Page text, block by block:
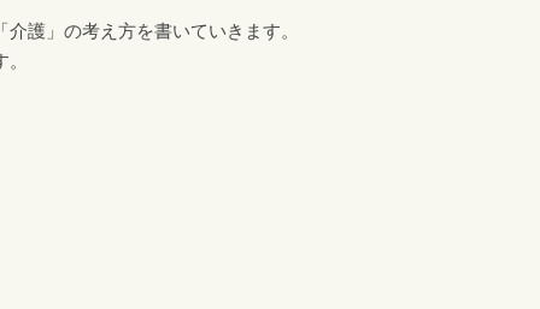
護」の考え方を書いていきます。